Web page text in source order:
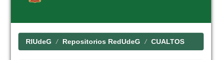
RIUdeG Repositorios RedUdeG CUALTOS